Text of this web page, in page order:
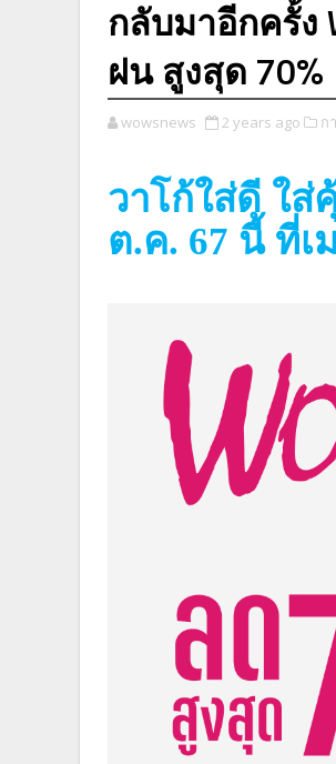
กลับมาอีกครั้ง
ฝน สูงสุด 70%
wowsnews 2 years ago ก
วาโก้ใส่ดี ใส่
ต.ค. 67 นี้ ที่เ